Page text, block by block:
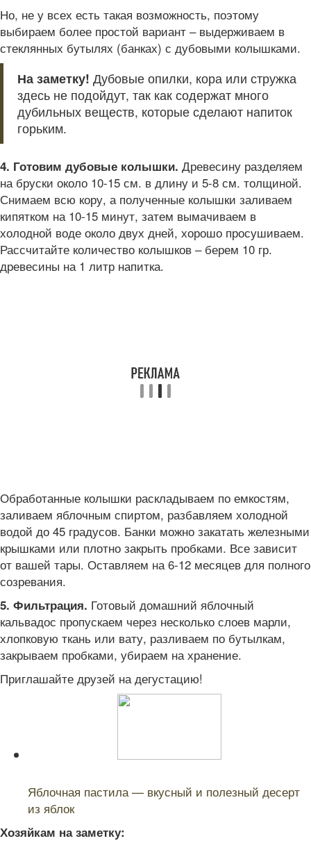
Но, не у всех есть такая возможность, поэтому
выбираем более простой вариант – выдерживаем в
стеклянных бутылях (банках) с дубовыми колышками.
На заметку! Дубовые опилки, кора или стружка
здесь не подойдут, так как содержат много
дубильных веществ, которые сделают напиток
горьким.
4. Готовим дубовые колышки. Древесину разделяем
на бруски около 10-15 см. в длину и 5-8 см. толщиной.
Снимаем всю кору, а полученные колышки заливаем
кипятком на 10-15 минут, затем вымачиваем в
холодной воде около двух дней, хорошо просушиваем.
Рассчитайте количество колышков – берем 10 гр.
древесины на 1 литр напитка.
Обработанные колышки раскладываем по емкостям,
заливаем яблочным спиртом, разбавляем холодной
водой до 45 градусов. Банки можно закатать железными
крышками или плотно закрыть пробками. Все зависит
от вашей тары. Оставляем на 6-12 месяцев для полного
созревания.
5. Фильтрация. Готовый домашний яблочный
кальвадос пропускаем через несколько слоев марли,
хлопковую ткань или вату, разливаем по бутылкам,
закрываем пробками, убираем на хранение.
Приглашайте друзей на дегустацию!
Яблочная пастила — вкусный и полезный десерт
из яблок
Хозяйкам на заметку: